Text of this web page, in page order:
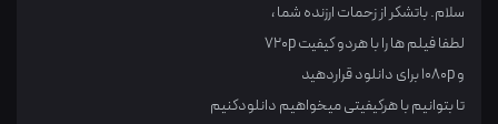
سلام. باتشکر از زحمات ارزنده شما ،
لطفا فیلم ها را با هردو کیفیت 720p
و 1080p برای دانلود قراردهید
تا بتوانیم با هرکیفیتی میخواهیم دانلودکنیم